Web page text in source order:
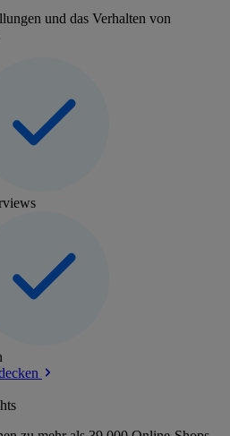
und das Verhalten von